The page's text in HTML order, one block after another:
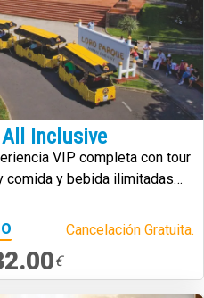
Inclusive
VIP completa con tour
comida y bebida ilimitadas
Cancelación Gratuita.
€